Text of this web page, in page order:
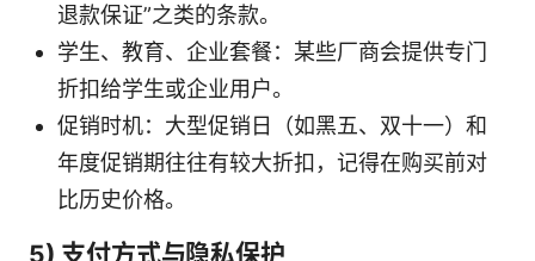
退款保证”之类的条款。
学生、教育、企业套餐：某些厂商会提供专门
折扣给学生或企业用户。
促销时机：大型促销日（如黑五、双十一）和
年度促销期往往有较大折扣，记得在购买前对
比历史价格。
5) 支付方式与隐私保护